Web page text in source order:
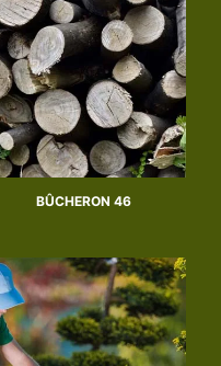
BÛCHERON 46